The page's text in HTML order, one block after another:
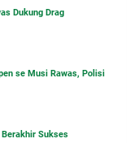
Dukung Drag
se Musi Rawas, Polisi
Sukses